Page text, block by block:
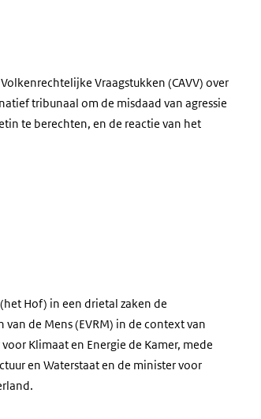
Vraagstukken (CAVV) over
tribunaal om de misdaad van agressie
te berechten, en de reactie van het
Hof) in een drietal zaken de
de Mens (EVRM) in de context van
Klimaat en Energie de Kamer, mede
en Waterstaat en de minister voor